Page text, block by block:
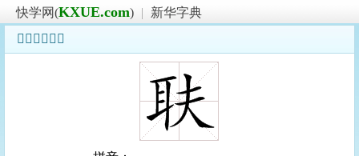
快学网(KXUE.com) |
新华字典
𦔾字基本信息